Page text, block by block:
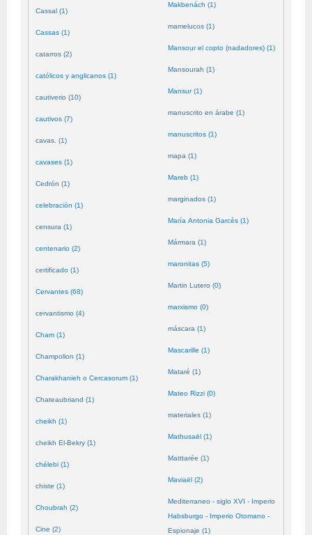
Cassal (1)
Cassas (1)
catarros (2)
católicos y anglicanos (1)
cautiverio (10)
cautivos (7)
cavas. (1)
cavases (1)
Cedrón (1)
celebración (1)
censura (1)
centenario (2)
certificado (1)
Cervantes (68)
cervantismo (4)
Cham (1)
Champolion (1)
Charakhanieh o Cercasorum (1)
Chateaubriand (1)
cheikh (1)
cheikh El-Bekry (1)
chélebi (1)
chiste (1)
Choubrah (2)
Cine (2)
Makbenách (1)
mamelucos (1)
Mansour el copto (nadadores) (1)
Mansourah (1)
Mansur (1)
manuscrito en árabe (1)
manuscritos (1)
mapa (1)
Mareb (1)
marginados (1)
María Antonia Garcés (1)
Mármara (1)
maronitas (5)
Martin Lutero (0)
marxismo (0)
máscara (1)
Mascarille (1)
Mataré (1)
Mateo Rizzi (0)
materiales (1)
Mathusaël (1)
Matttarée (1)
Maviaël (2)
Mediterraneo - siglo XVI - Imperio
Habsburgo - Imperio Otomano -
Espionaje (1)